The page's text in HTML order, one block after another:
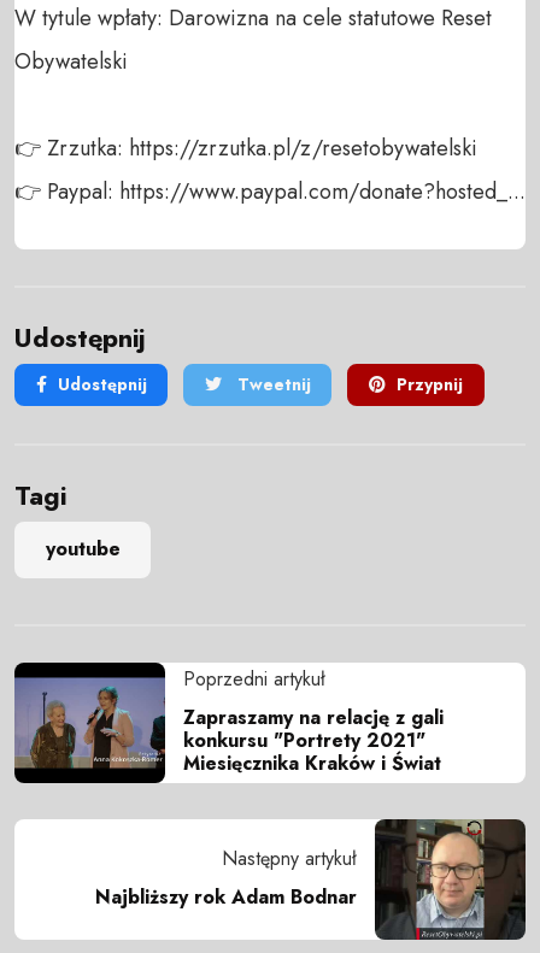
W tytule wpłaty: Darowizna na cele statutowe Reset
Obywatelski
👉 Zrzutka: https://zrzutka.pl/z/resetobywatelski
👉 Paypal: https://www.paypal.com/donate?hosted_...
Udostępnij
Udostępnij Tweetnij Przypnij
Tagi
youtube
Poprzedni artykuł
Zapraszamy na relację z gali
konkursu "Portrety 2021"
Miesięcznika Kraków i Świat
Następny artykuł
Najbliższy rok Adam Bodnar